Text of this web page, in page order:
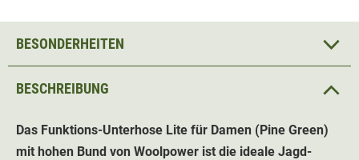
BESCHREIBUNG
Das Funktions-Unterhose Lite für Damen (Pine Green)
mit hohen Bund von Woolpower ist die ideale Jagd-
BESONDERHEITEN